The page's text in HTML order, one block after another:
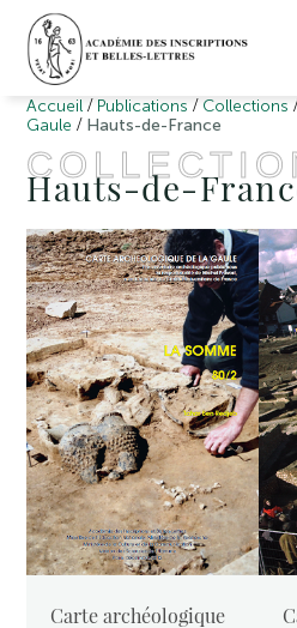
Accueil / Publications / Collections
Gaule / Hauts-de-France
Hauts-de-
Carte archéologique